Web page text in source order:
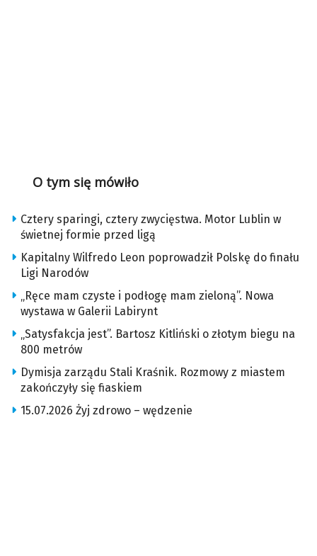
O tym się mówiło
Cztery sparingi, cztery zwycięstwa. Motor Lublin w
świetnej formie przed ligą
Kapitalny Wilfredo Leon poprowadził Polskę do finału
Ligi Narodów
„Ręce mam czyste i podłogę mam zieloną”. Nowa
wystawa w Galerii Labirynt
„Satysfakcja jest”. Bartosz Kitliński o złotym biegu na
800 metrów
Dymisja zarządu Stali Kraśnik. Rozmowy z miastem
zakończyły się fiaskiem
15.07.2026 Żyj zdrowo – wędzenie